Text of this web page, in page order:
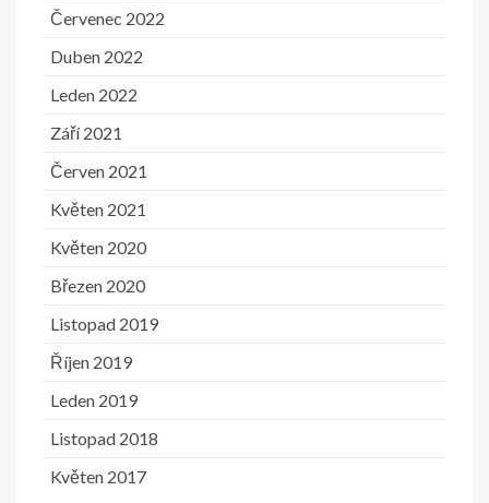
Červenec 2022
Duben 2022
Leden 2022
Září 2021
Červen 2021
Květen 2021
Květen 2020
Březen 2020
Listopad 2019
Říjen 2019
Leden 2019
Listopad 2018
Květen 2017